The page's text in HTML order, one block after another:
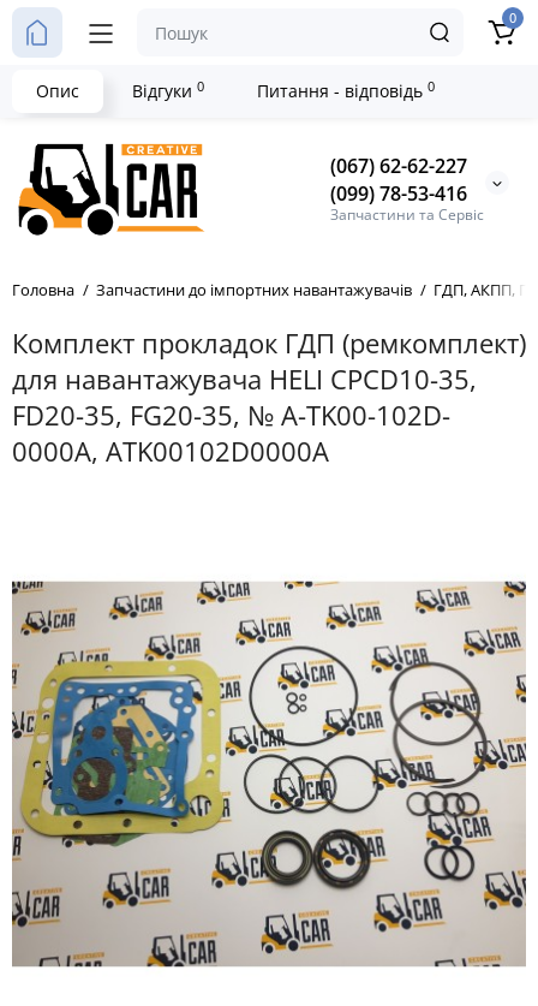
(067) 62-62-227
(099) 78-53-416
Запчастини та Сервіс
0
Головна Запчастини до імпортних навантажувачів ГДП, АКПП,
Комплект прокладок ГДП (ремкомплект)
для навантажувача HELI CPCD10-35,
FD20-35, FG20-35, № A-TK00-102D-
0000A, ATK00102D0000A
Опис Відгуки 0 Питання - відповідь 0